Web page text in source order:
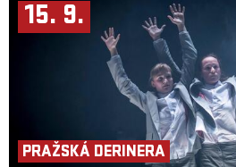
15. 9.
PRAŽSKÁ DERINERA